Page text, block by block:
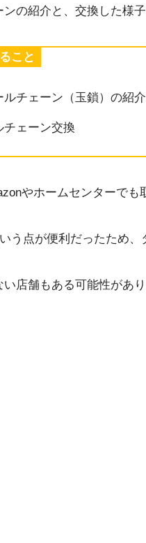
の紹介と、交換した様子
こと
ルチェーン（玉鎖）の紹介
チェーン交換
やホームセンターで
う点が便利だったため
店舗もある可能性があ